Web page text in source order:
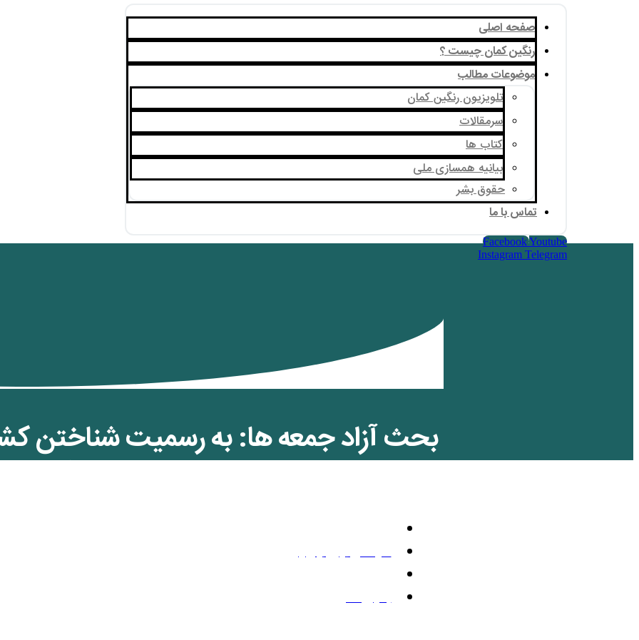
صفحه اصلی
رنگین کمان چیست ؟
موضوعات مطالب
تلویزیون رنگین کمان
سرمقالات
کتاب ها
بیانیه همسازی ملی
حقوق بشر
تماس با ما
FacebookYoutube
Instagram Telegram
بحث آزاد جمعه ها: به رسمیت شناختن
سپتامبر 28, 2025
بدون نظر